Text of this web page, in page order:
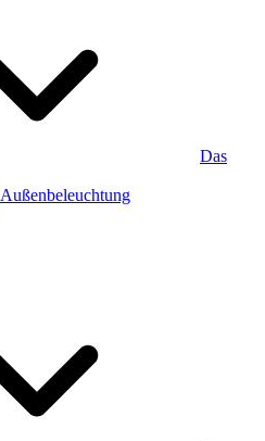
Das
Außenbeleuchtung